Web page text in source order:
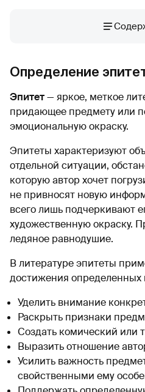
Определение
Эпитет— яркое, меткое
придающее предмету или
эмоциональную окраску.
Эпитеты характеризуют
отдельной ситуации,
которую автор хочет
не привносят новую
всего лишь подчеркивают
художественную окраску.
ледяное равнодушие.
В литературе эпитеты
достижения определенных
Уделить внимание
Раскрыть признаки
Создать комический или
Выразить отношение
Усилить важность
свойственными ему